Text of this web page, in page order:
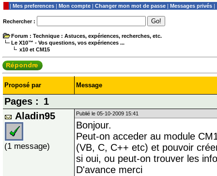
| Mes preferences | Mon compte | Changer mon mot de passe | Messages privés |
Rechercher :
Forum : Technique : Astuces, expériences, recherches, etc.
Le X10™ - Vos questions, vos expériences ...
x10 et CM15
Proposé par Message
Pages : 1
Aladin95
(1 message)
Publié le 05-10-2009 15:41
Bonjour.
Peut-on acceder au module
(VB, C, C++ etc) et pouvoir
si oui, ou peut-on trouver les
D'avance merci